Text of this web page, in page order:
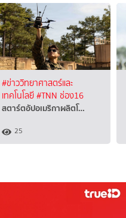
#ข่าววิทยาศาสตร์และ
เทคโนโลยี#TNN ช่อง16
สตาร์ตอัปอเมริกาผลิตโ…
25